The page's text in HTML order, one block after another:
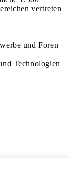
vertreten
und Foren
Technologien